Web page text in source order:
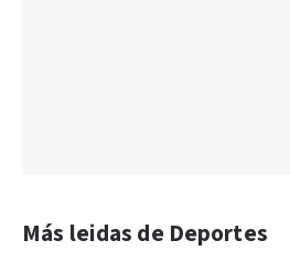
Más leidas de Deportes